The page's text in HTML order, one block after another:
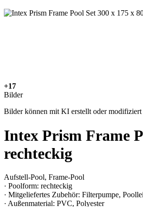
+17
Bilder
Bilder können mit KI erstellt oder modifiziert
Intex Prism Frame
rechteckig
Aufstell-Pool, Frame-Pool
· Poolform: rechteckig
· Mitgeliefertes Zubehör: Filterpumpe,
· Außenmaterial: PVC, Polyester